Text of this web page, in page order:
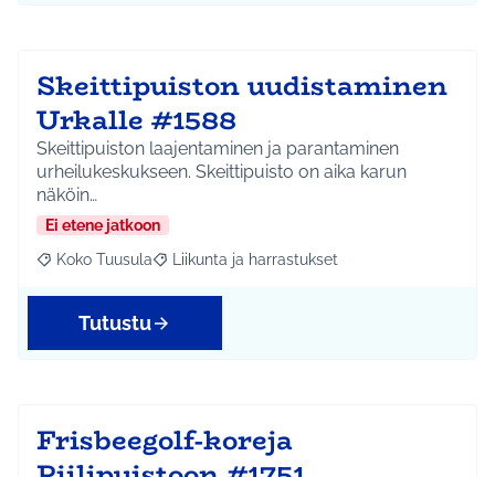
Skeittipuiston uudistaminen
Urkalle #1588
Skeittipuiston laajentaminen ja parantaminen
urheilukeskukseen. Skeittipuisto on aika karun
näköin…
Ei etene jatkoon
Rajaa tulokset aihepiirin mukaan: Koko Tuusula
Koko Tuusula Rajaa tulokset teeman mukaan: Liikunta ja
Liikunta ja harrastukset
Tutustu
Frisbeegolf-koreja